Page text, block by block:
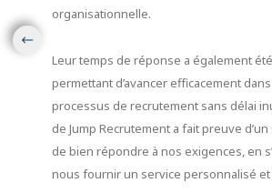
organisationnelle.
Leur temps de réponse a également
permettant d’avancer efficacement
processus de recrutement sans délai
de Jump Recrutement a fait preuve
de bien répondre à nos exigences, en
nous fournir un service personnalisé